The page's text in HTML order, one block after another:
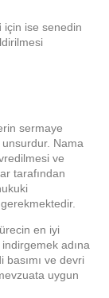
için ise senedin
sermaye
unsurdur. Nama
ve
tarafından
en iyi
adına
basımı ve devri
uygun